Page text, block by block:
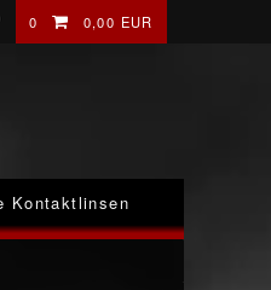
0 0,00 EUR
Kontaktlinsen